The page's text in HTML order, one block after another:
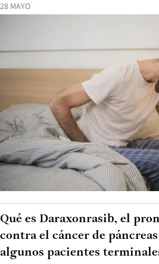
28 MAYO
Qué es Daraxonrasib, el
contra el cáncer de
algunos pacientes